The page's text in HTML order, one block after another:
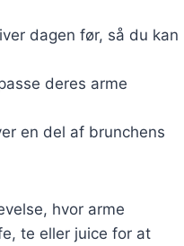
dagen før, så du kan
deres arme
en del af brunchens
hvor arme
te eller juice for at